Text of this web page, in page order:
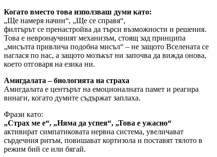
Когато вместо това използваш думи като:
„Ще намеря начин“, „Ще се справя“,
филтърът се пренастройва да търси възможности и решения.
Това е невронаучният механизъм, стоящ зад принципа
„мисълта привлича подобна мисъл“ – не защото Вселената се
наглася по нас, а защото мозъкът ни започва да вижда онова,
което отговаря на езика ни.
Амигдалата – биологията на страха
Амигдалата е центърът на емоционалната памет и реагира
винаги, когато думите съдържат заплаха.
Фрази като:
„Страх ме е“, „Няма да успея“, „Това е ужасно“
активират симпатиковата нервна система, увеличават
сърдечния ритъм, повишават кортизола и поставят тялото в
режим бий се или бягай.